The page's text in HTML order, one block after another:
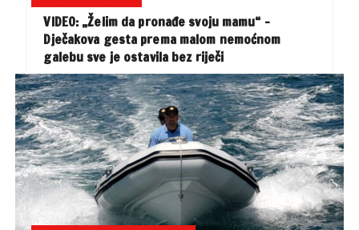
VIDEO: „Želim da pronađe svoju mamu“ –
Dječakova gesta prema malom nemoćnom
galebu sve je ostavila bez riječi